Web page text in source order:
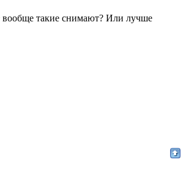
вообще такие снимают? Или лучше